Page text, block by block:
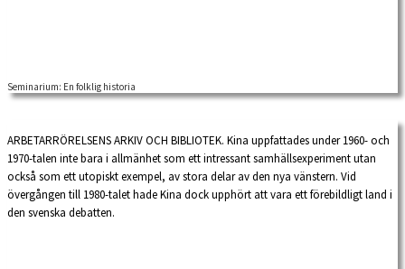
Seminarium: En folklig historia
ARBETARRÖRELSENS ARKIV OCH BIBLIOTEK. Kina uppfattades under 1960- och
1970-talen inte bara i allmänhet som ett intressant samhällsexperiment utan
också som ett utopiskt exempel, av stora delar av den nya vänstern. Vid
övergången till 1980-talet hade Kina dock upphört att vara ett förebildligt land i
den svenska debatten.